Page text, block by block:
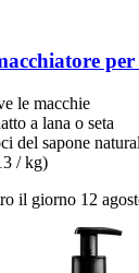
le macchie
a lana o seta
del sapone
/ kg)
il giorno 12